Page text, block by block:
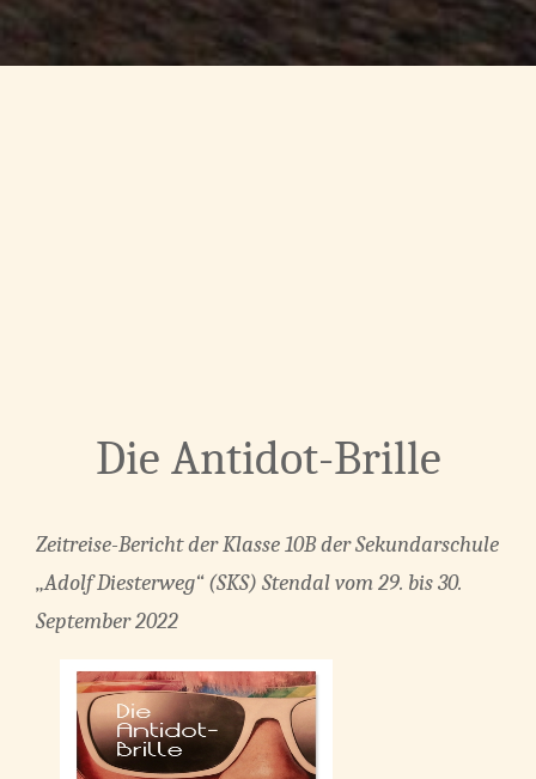
Die Antidot-Brille
Zeitreise-Bericht der Klasse 10B der Sekundarschule
„Adolf Diesterweg“ (SKS) Stendal vom 29. bis 30.
September 2022